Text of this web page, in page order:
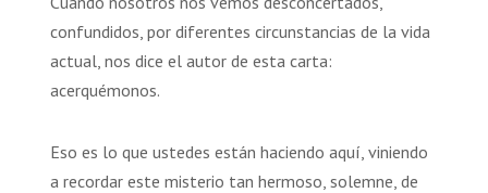
confundidos, por diferentes circunstancias de la vida
actual, nos dice el autor de esta carta:
acerquémonos.
Eso es lo que ustedes están haciendo aquí, viniendo
a recordar este misterio tan hermoso, solemne, de